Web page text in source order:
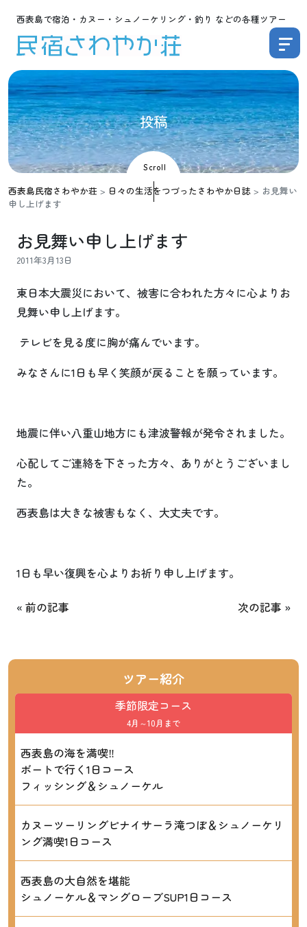
西表島で宿泊・カヌー・シュノーケリング・釣り などの各種ツアー
投稿
Scroll
西表島民宿さわやか荘 > 日々の生活をつづったさわやか日誌 > お見舞い
申し上げます
お見舞い申し上げます
2011年3月13日
東日本大震災において、被害に合われた方々に心よりお
見舞い申し上げます。
テレビを見る度に胸が痛んでいます。
みなさんに1日も早く笑顔が戻ることを願っています。
地震に伴い八重山地方にも津波警報が発令されました。
心配してご連絡を下さった方々、ありがとうございまし
た。
西表島は大きな被害もなく、大丈夫です。
1日も早い復興を心よりお祈り申し上げます。
« 前の記事 次の記事 »
ツアー紹介
季節限定コース
4月～10月まで
西表島の海を満喫‼
ボートで行く1日コース
フィッシング＆シュノーケル
カヌーツーリングピナイサーラ滝つぼ＆シュノーケリ
ング満喫1日コース
西表島の大自然を堪能
シュノーケル＆マングローブSUP1日コース